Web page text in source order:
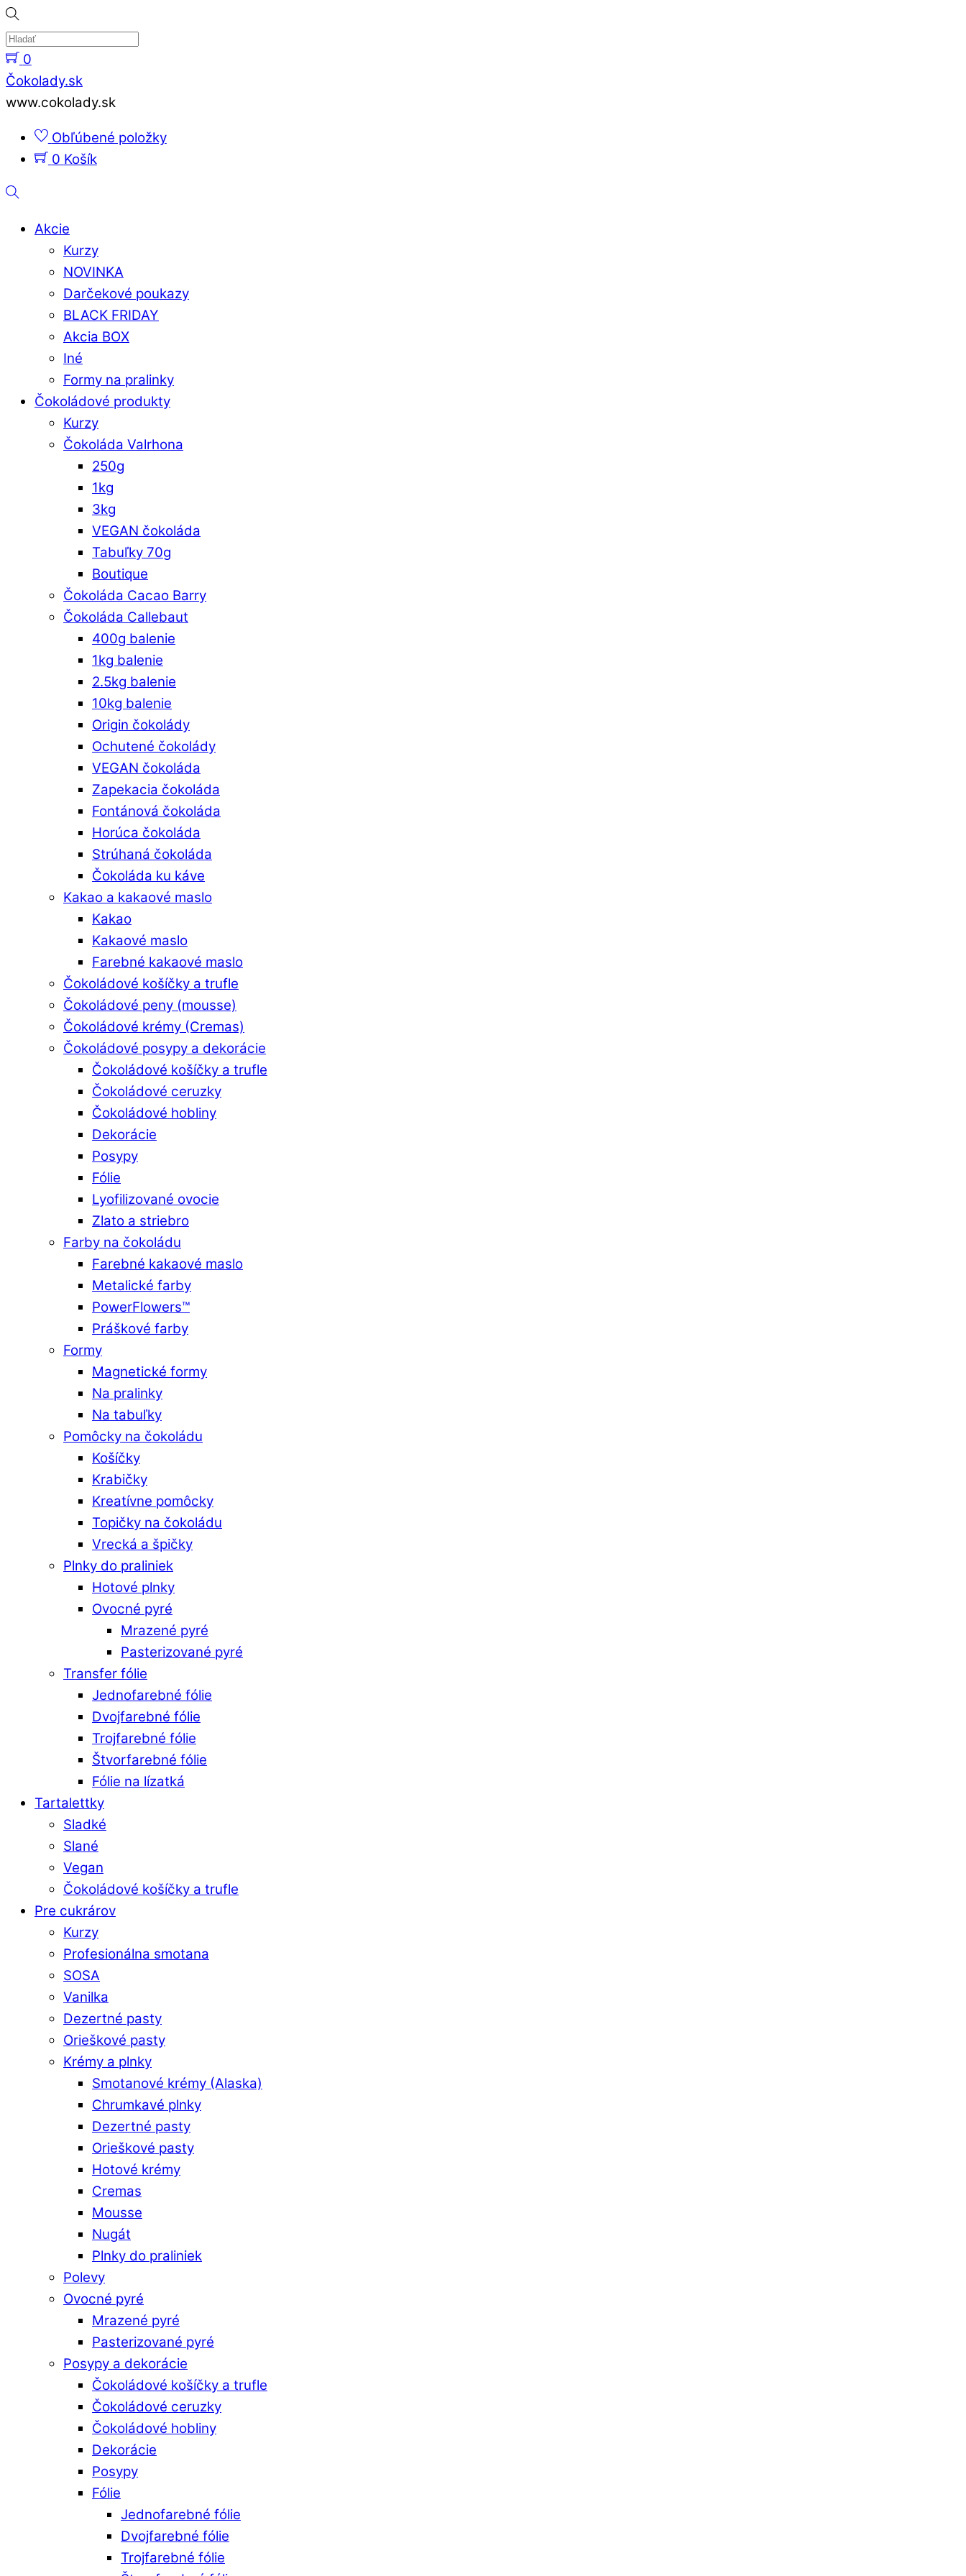
Skip
to
content
0
Menu
Čokolady.sk
www.cokolady.sk
Obľúbené položky
0 Košík
Hladať
Akcie
Kurzy
NOVINKA
Darčekové poukazy
BLACK FRIDAY
Akcia BOX
Iné
Formy na pralinky
Čokoládové produkty
Kurzy
Čokoláda Valrhona
250g
1kg
3kg
VEGAN čokoláda
Tabuľky 70g
Boutique
Čokoláda Cacao Barry
Čokoláda Callebaut
400g balenie
1kg balenie
2.5kg balenie
10kg balenie
Origin čokolády
Ochutené čokolády
VEGAN čokoláda
Zapekacia čokoláda
Fontánová čokoláda
Horúca čokoláda
Strúhaná čokoláda
Čokoláda ku káve
Kakao a kakaové maslo
Kakao
Kakaové maslo
Farebné kakaové maslo
Čokoládové košíčky a trufle
Čokoládové peny (mousse)
Čokoládové krémy (Cremas)
Čokoládové posypy a dekorácie
Čokoládové košíčky a trufle
Čokoládové ceruzky
Čokoládové hobliny
Dekorácie
Posypy
Fólie
Lyofilizované ovocie
Zlato a striebro
Farby na čokoládu
Farebné kakaové maslo
Metalické farby
PowerFlowers™
Práškové farby
Formy
Magnetické formy
Na pralinky
Na tabuľky
Pomôcky na čokoládu
Košíčky
Krabičky
Kreatívne pomôcky
Topičky na čokoládu
Vrecká a špičky
Plnky do praliniek
Hotové plnky
Ovocné pyré
Mrazené pyré
Pasterizované pyré
Transfer fólie
Jednofarebné fólie
Dvojfarebné fólie
Trojfarebné fólie
Štvorfarebné fólie
Fólie na lízatká
Tartalettky
Sladké
Slané
Vegan
Čokoládové košíčky a trufle
Pre cukrárov
Kurzy
Profesionálna smotana
SOSA
Vanilka
Dezertné pasty
Orieškové pasty
Krémy a plnky
Smotanové krémy (Alaska)
Chrumkavé plnky
Dezertné pasty
Orieškové pasty
Hotové krémy
Cremas
Mousse
Nugát
Plnky do praliniek
Polevy
Ovocné pyré
Mrazené pyré
Pasterizované pyré
Posypy a dekorácie
Čokoládové košíčky a trufle
Čokoládové ceruzky
Čokoládové hobliny
Dekorácie
Posypy
Fólie
Jednofarebné fólie
Dvojfarebné fólie
Trojfarebné fólie